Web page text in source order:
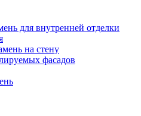
для внутренней отделки
на стену
фасадов